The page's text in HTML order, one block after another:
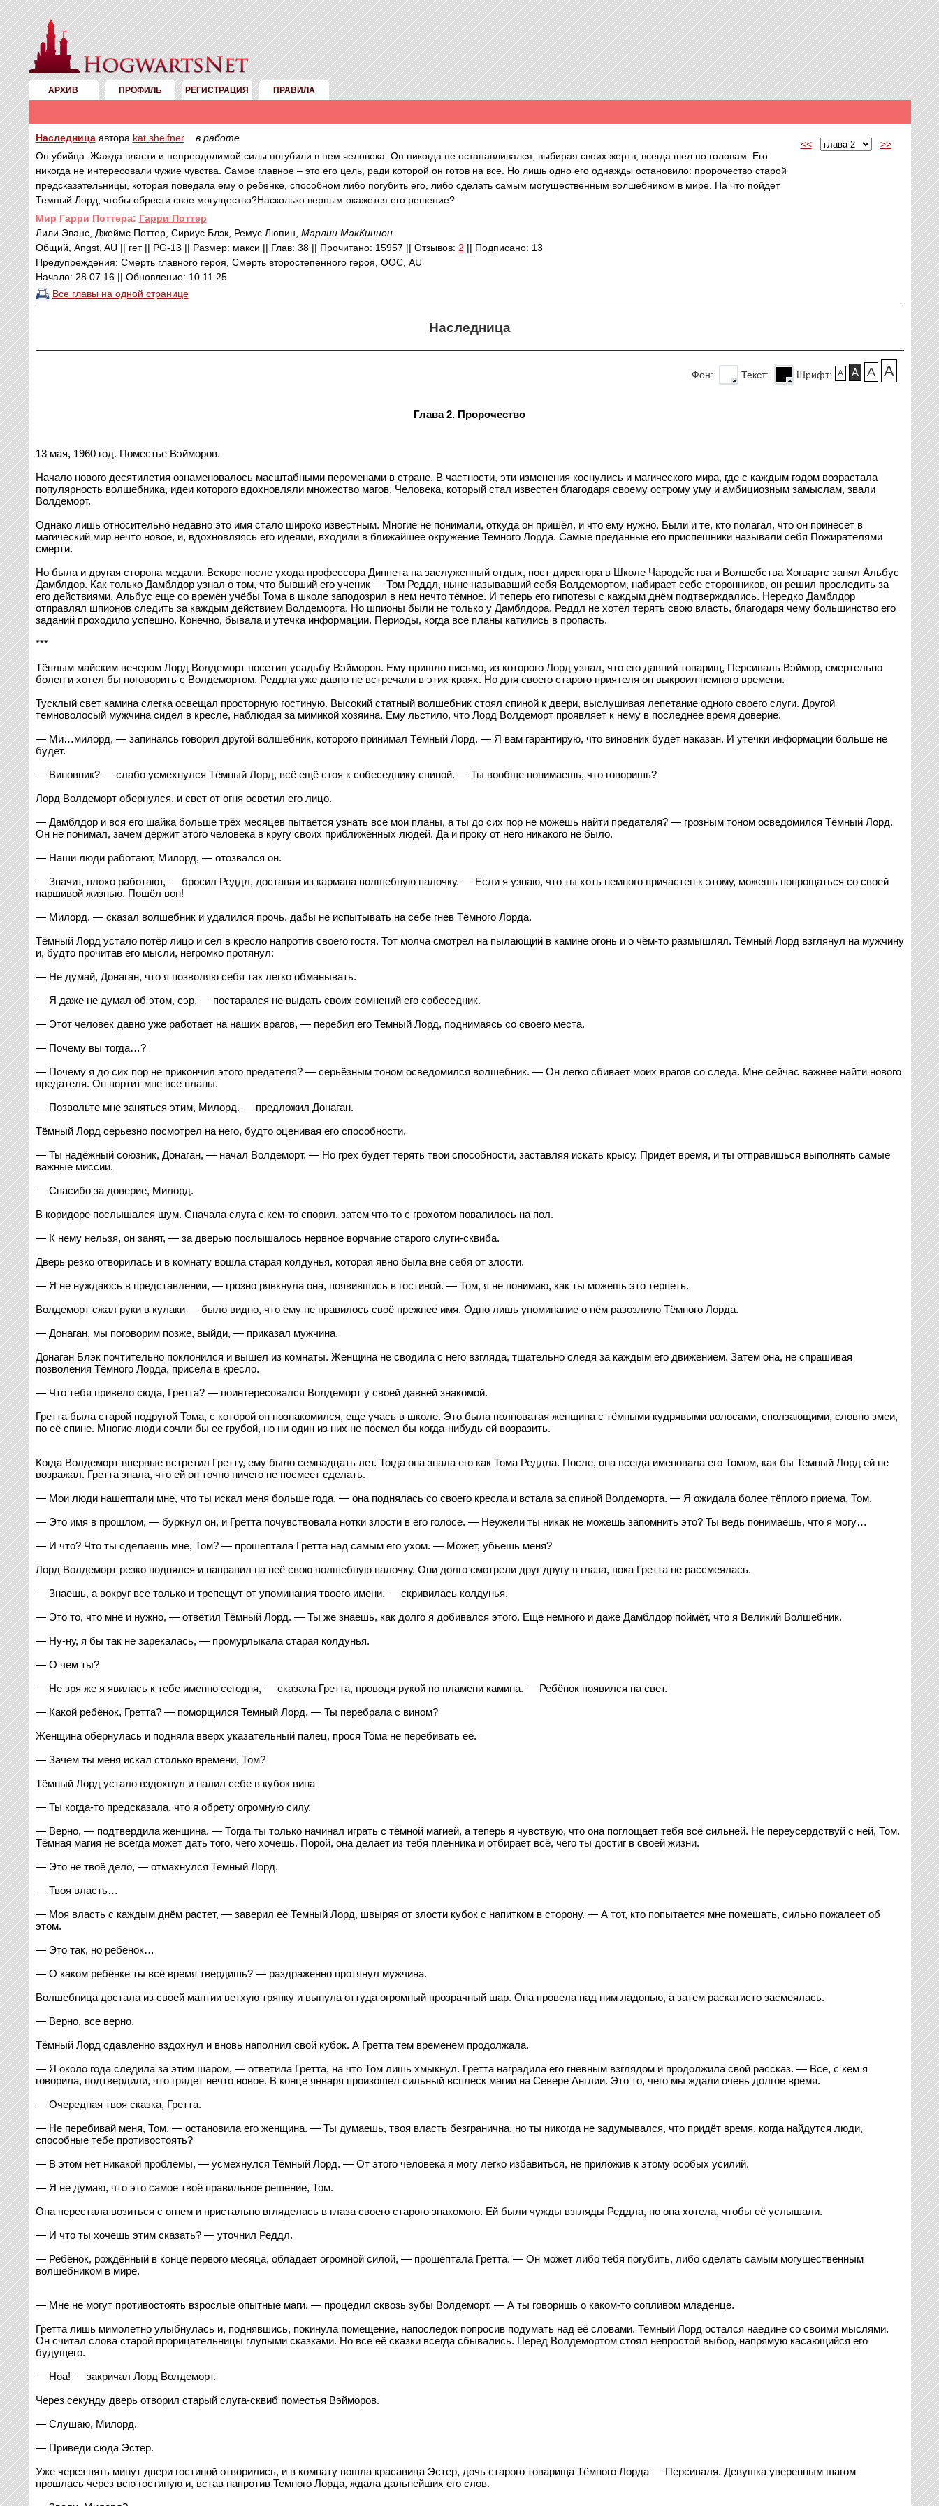
АРХИВ ПРОФИЛЬ РЕГИСТРАЦИЯ ПРАВИЛА
Наследницаавтора kat.shelfner
в работе
Он убийца. Жажда власти и непреодолимой силы погубили в нем человека. Он никогда не останавливался, выбирая своих жертв, всегда шел по головам. Его
никогда не интересовали чужие чувства. Самое главное – это его цель, ради которой он готов на все. Но лишь одно его однажды остановило: пророчество старой
предсказательницы, которая поведала ему о ребенке, способном либо погубить его, либо сделать самым могущественным волшебником в мире. На что пойдет
Темный Лорд, чтобы обрести свое могущество?Насколько верным окажется его решение?
Mир Гарри Поттера: Гарри Поттер
Лили Эванс, Джеймс Поттер, Сириус Блэк, Ремус Люпин, Марлин МакКиннон
Общий, Angst, AU || гет || PG-13 || Размер: макси || Глав: 38 || Прочитано: 15957 || Отзывов: 2 || Подписано: 13
Предупреждения: Смерть главного героя, Смерть второстепенного героя, ООС, AU
Начало: 28.07.16 || Обновление: 10.11.25
Все главы на одной странице
<< >>
Наследница
A A A A
Шрифт:
Текст:
Фон:
Глава 2. Пророчество
13 мая, 1960 год. Поместье Вэйморов.
Начало нового десятилетия ознаменовалось масштабными переменами в стране. В частности, эти изменения коснулись и магического мира, где с каждым годом возрастала
популярность волшебника, идеи которого вдохновляли множество магов. Человека, который стал известен благодаря своему острому уму и амбициозным замыслам, звали
Волдеморт.
Однако лишь относительно недавно это имя стало широко известным. Многие не понимали, откуда он пришёл, и что ему нужно. Были и те, кто полагал, что он принесет в
магический мир нечто новое, и, вдохновляясь его идеями, входили в ближайшее окружение Темного Лорда. Самые преданные его приспешники называли себя Пожирателями
смерти.
Но была и другая сторона медали. Вскоре после ухода профессора Диппета на заслуженный отдых, пост директора в Школе Чародейства и Волшебства Хогвартс занял Альбус
Дамблдор. Как только Дамблдор узнал о том, что бывший его ученик — Том Реддл, ныне называвший себя Волдемортом, набирает себе сторонников, он решил проследить за
его действиями. Альбус еще со времён учёбы Тома в школе заподозрил в нем нечто тёмное. И теперь его гипотезы с каждым днём подтверждались. Нередко Дамблдор
отправлял шпионов следить за каждым действием Волдеморта. Но шпионы были не только у Дамблдора. Реддл не хотел терять свою власть, благодаря чему большинство его
заданий проходило успешно. Конечно, бывала и утечка информации. Периоды, когда все планы катились в пропасть.
***
Тёплым майским вечером Лорд Волдеморт посетил усадьбу Вэйморов. Ему пришло письмо, из которого Лорд узнал, что его давний товарищ, Персиваль Вэймор, смертельно
болен и хотел бы поговорить с Волдемортом. Реддла уже давно не встречали в этих краях. Но для своего старого приятеля он выкроил немного времени.
Тусклый свет камина слегка освещал просторную гостиную. Высокий статный волшебник стоял спиной к двери, выслушивая лепетание одного своего слуги. Другой
темноволосый мужчина сидел в кресле, наблюдая за мимикой хозяина. Ему льстило, что Лорд Волдеморт проявляет к нему в последнее время доверие.
— Ми…милорд, — запинаясь говорил другой волшебник, которого принимал Тёмный Лорд. — Я вам гарантирую, что виновник будет наказан. И утечки информации больше не
будет.
— Виновник? — слабо усмехнулся Тёмный Лорд, всё ещё стоя к собеседнику спиной. — Ты вообще понимаешь, что говоришь?
Лорд Волдеморт обернулся, и свет от огня осветил его лицо.
— Дамблдор и вся его шайка больше трёх месяцев пытается узнать все мои планы, а ты до сих пор не можешь найти предателя? — грозным тоном осведомился Тёмный Лорд.
Он не понимал, зачем держит этого человека в кругу своих приближённых людей. Да и проку от него никакого не было.
— Наши люди работают, Милорд, — отозвался он.
— Значит, плохо работают, — бросил Реддл, доставая из кармана волшебную палочку. — Если я узнаю, что ты хоть немного причастен к этому, можешь попрощаться со своей
паршивой жизнью. Пошёл вон!
— Милорд, — сказал волшебник и удалился прочь, дабы не испытывать на себе гнев Тёмного Лорда.
Тёмный Лорд устало потёр лицо и сел в кресло напротив своего гостя. Тот молча смотрел на пылающий в камине огонь и о чём-то размышлял. Тёмный Лорд взглянул на мужчину
и, будто прочитав его мысли, негромко протянул:
— Не думай, Донаган, что я позволяю себя так легко обманывать.
— Я даже не думал об этом, сэр, — постарался не выдать своих сомнений его собеседник.
— Этот человек давно уже работает на наших врагов, — перебил его Темный Лорд, поднимаясь со своего места.
— Почему вы тогда…?
— Почему я до сих пор не прикончил этого предателя? — серьёзным тоном осведомился волшебник. — Он легко сбивает моих врагов со следа. Мне сейчас важнее найти нового
предателя. Он портит мне все планы.
— Позвольте мне заняться этим, Милорд. — предложил Донаган.
Тёмный Лорд серьезно посмотрел на него, будто оценивая его способности.
— Ты надёжный союзник, Донаган, — начал Волдеморт. — Но грех будет терять твои способности, заставляя искать крысу. Придёт время, и ты отправишься выполнять самые
важные миссии.
— Спасибо за доверие, Милорд.
В коридоре послышался шум. Сначала слуга с кем-то спорил, затем что-то с грохотом повалилось на пол.
— К нему нельзя, он занят, — за дверью послышалось нервное ворчание старого слуги-сквиба.
Дверь резко отворилась и в комнату вошла старая колдунья, которая явно была вне себя от злости.
— Я не нуждаюсь в представлении, — грозно рявкнула она, появившись в гостиной. — Том, я не понимаю, как ты можешь это терпеть.
Волдеморт сжал руки в кулаки — было видно, что ему не нравилось своё прежнее имя. Одно лишь упоминание о нём разозлило Тёмного Лорда.
— Донаган, мы поговорим позже, выйди, — приказал мужчина.
Донаган Блэк почтительно поклонился и вышел из комнаты. Женщина не сводила с него взгляда, тщательно следя за каждым его движением. Затем она, не спрашивая
позволения Тёмного Лорда, присела в кресло.
— Что тебя привело сюда, Гретта? — поинтересовался Волдеморт у своей давней знакомой.
Гретта была старой подругой Тома, с которой он познакомился, еще учась в школе. Это была полноватая женщина с тёмными кудрявыми волосами, сползающими, словно змеи,
по её спине. Многие люди сочли бы ее грубой, но ни один из них не посмел бы когда-нибудь ей возразить.
Когда Волдеморт впервые встретил Гретту, ему было семнадцать лет. Тогда она знала его как Тома Реддла. После, она всегда именовала его Томом, как бы Темный Лорд ей не
возражал. Гретта знала, что ей он точно ничего не посмеет сделать.
— Мои люди нашептали мне, что ты искал меня больше года, — она поднялась со своего кресла и встала за спиной Волдеморта. — Я ожидала более тёплого приема, Том.
— Это имя в прошлом, — буркнул он, и Гретта почувствовала нотки злости в его голосе. — Неужели ты никак не можешь запомнить это? Ты ведь понимаешь, что я могу…
— И что? Что ты сделаешь мне, Том? — прошептала Гретта над самым его ухом. — Может, убьешь меня?
Лорд Волдеморт резко поднялся и направил на неё свою волшебную палочку. Они долго смотрели друг другу в глаза, пока Гретта не рассмеялась.
— Знаешь, а вокруг все только и трепещут от упоминания твоего имени, — скривилась колдунья.
— Это то, что мне и нужно, — ответил Тёмный Лорд. — Ты же знаешь, как долго я добивался этого. Еще немного и даже Дамблдор поймёт, что я Великий Волшебник.
— Ну-ну, я бы так не зарекалась, — промурлыкала старая колдунья.
— О чем ты?
— Не зря же я явилась к тебе именно сегодня, — сказала Гретта, проводя рукой по пламени камина. — Ребёнок появился на свет.
— Какой ребёнок, Гретта? — поморщился Темный Лорд. — Ты перебрала с вином?
Женщина обернулась и подняла вверх указательный палец, прося Тома не перебивать её.
— Зачем ты меня искал столько времени, Том?
Тёмный Лорд устало вздохнул и налил себе в кубок вина
— Ты когда-то предсказала, что я обрету огромную силу.
— Верно, — подтвердила женщина. — Тогда ты только начинал играть с тёмной магией, а теперь я чувствую, что она поглощает тебя всё сильней. Не переусердствуй с ней, Том.
Тёмная магия не всегда может дать того, чего хочешь. Порой, она делает из тебя пленника и отбирает всё, чего ты достиг в своей жизни.
— Это не твоё дело, — отмахнулся Темный Лорд.
— Твоя власть…
— Моя власть с каждым днём растет, — заверил её Темный Лорд, швыряя от злости кубок с напитком в сторону. — А тот, кто попытается мне помешать, сильно пожалеет об
этом.
— Это так, но ребёнок…
— О каком ребёнке ты всё время твердишь? — раздраженно протянул мужчина.
Волшебница достала из своей мантии ветхую тряпку и вынула оттуда огромный прозрачный шар. Она провела над ним ладонью, а затем раскатисто засмеялась.
— Верно, все верно.
Тёмный Лорд сдавленно вздохнул и вновь наполнил свой кубок. А Гретта тем временем продолжала.
— Я около года следила за этим шаром, — ответила Гретта, на что Том лишь хмыкнул. Гретта наградила его гневным взглядом и продолжила свой рассказ. — Все, с кем я
говорила, подтвердили, что грядет нечто новое. В конце января произошел сильный всплеск магии на Севере Англии. Это то, чего мы ждали очень долгое время.
— Очередная твоя сказка, Гретта.
— Не перебивай меня, Том, — остановила его женщина. — Ты думаешь, твоя власть безгранична, но ты никогда не задумывался, что придёт время, когда найдутся люди,
способные тебе противостоять?
— В этом нет никакой проблемы, — усмехнулся Тёмный Лорд. — От этого человека я могу легко избавиться, не приложив к этому особых усилий.
— Я не думаю, что это самое твоё правильное решение, Том.
Она перестала возиться с огнем и пристально вгляделась в глаза своего старого знакомого. Ей были чужды взгляды Реддла, но она хотела, чтобы её услышали.
— И что ты хочешь этим сказать? — уточнил Реддл.
— Ребёнок, рождённый в конце первого месяца, обладает огромной силой, — прошептала Гретта. — Он может либо тебя погубить, либо сделать самым могущественным
волшебником в мире.
— Мне не могут противостоять взрослые опытные маги, — процедил сквозь зубы Волдеморт. — А ты говоришь о каком-то сопливом младенце.
Гретта лишь мимолетно улыбнулась и, поднявшись, покинула помещение, напоследок попросив подумать над её словами. Темный Лорд остался наедине со своими мыслями.
Он считал слова старой прорицательницы глупыми сказками. Но все её сказки всегда сбывались. Перед Волдемортом стоял непростой выбор, напрямую касающийся его
будущего.
— Ноа! — закричал Лорд Волдеморт.
Через секунду дверь отворил старый слуга-сквиб поместья Вэйморов.
— Слушаю, Милорд.
— Приведи сюда Эстер.
Уже через пять минут двери гостиной отворились, и в комнату вошла красавица Эстер, дочь старого товарища Тёмного Лорда — Персиваля. Девушка уверенным шагом
прошлась через всю гостиную и, встав напротив Темного Лорда, ждала дальнейших его слов.